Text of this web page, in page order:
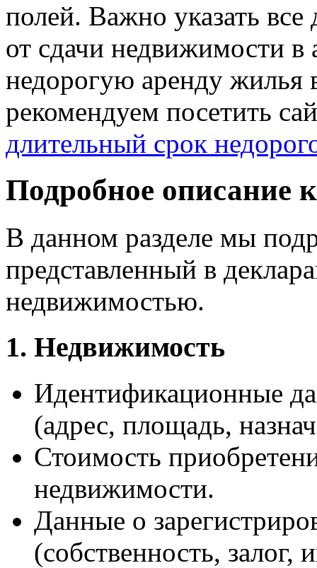
полей. Важно указать
от сдачи недвижимости
недорогую аренду жилья
рекомендуем посетить
длительный срок
Подробное описание
В данном разделе мы
представленный в
недвижимостью.
1. Недвижимость
Идентификационные
(адрес, площадь,
Стоимость
недвижимости.
Данные о
(собственность, залог,